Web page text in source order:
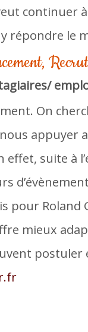
continuer
répondre le
On
appuyer
effet, suite à
pour Roland
mieux
postuler